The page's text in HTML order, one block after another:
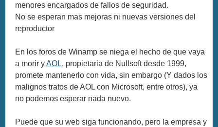
menores encargados de fallos de seguridad.
No se esperan mas mejoras ni nuevas versiones del
reproductor
En los foros de Winamp se niega el hecho de que vaya
a morir yAOL, propietaria de Nullsoft desde 1999,
promete mantenerlo con vida, sin embargo (Y dados los
malignos tratos de AOL con Microsoft, entre otros), ya
no podemos esperar nada nuevo.
Puede que su web siga funcionando, pero la empresa y